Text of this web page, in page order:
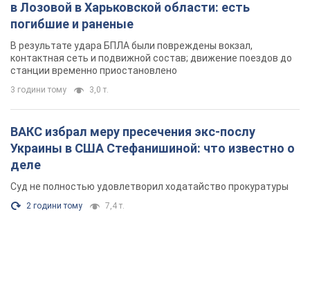
Суд не полностью удовлетворил ходатайство прокуратуры
2 години тому 7,4 т.